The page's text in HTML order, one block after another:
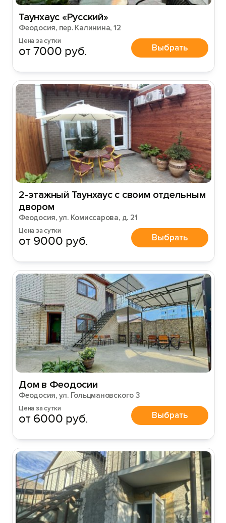
Таунхаус «Русский»
Феодосия, пер. Калинина, 12
Цена за сутки
от 7000 руб. Выбрать
2-этажный Таунхаус с своим отдельным
двором
Феодосия, ул. Комиссарова, д. 21
Цена за сутки
от 9000 руб. Выбрать
Дом в Феодосии
Феодосия, ул. Гольцмановского 3
Цена за сутки
от 6000 руб. Выбрать